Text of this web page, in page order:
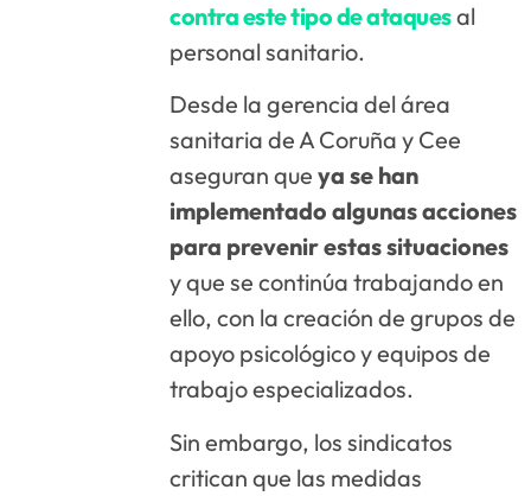
contra este tipo de ataquesal
personal sanitario.
Desde la gerencia del área
sanitaria de A Coruña y Cee
aseguran que ya se han
implementado algunas acciones
para prevenir estas situaciones
y que se continúa trabajando en
ello, con la creación de grupos de
apoyo psicológico y equipos de
trabajo especializados.
Sin embargo, los sindicatos
critican que las medidas